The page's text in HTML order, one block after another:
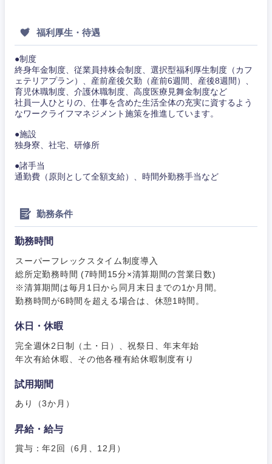
福利厚生・待遇
●制度
終身年金制度、従業員持株会制度、選択型福利厚生制度（カフ
ェテリアプラン）、産前産後欠勤（産前6週間、産後8週間）、
育児休職制度、介護休職制度、高度医療見舞金制度など
社員一人ひとりの、仕事を含めた生活全体の充実に資するよう
なワークライフマネジメント施策を推進しています。
●施設
独身寮、社宅、研修所
●諸手当
通勤費（原則として全額支給）、時間外勤務手当など
勤務条件
勤務時間
スーパーフレックスタイム制度導入
総所定勤務時間 (7時間15分×清算期間の営業日数)
※清算期間は毎月1日から同月末日までの1か月間。
勤務時間が6時間を超える場合は、休憩1時間。
休日・休暇
完全週休2日制（土・日）、祝祭日、年末年始
年次有給休暇、その他各種有給休暇制度有り
試用期間
あり（3か月）
昇給・給与
賞与：年2回（6月、12月）
甲信越・北陸
新潟県
石川県 福井県